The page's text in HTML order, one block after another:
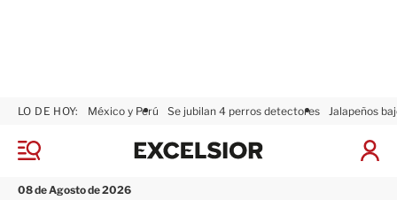
M
n
08 de Agosto de 2026
LO DE HOY: México y Perú Se jubilan 4 perros detectores Jalapeños
I
x